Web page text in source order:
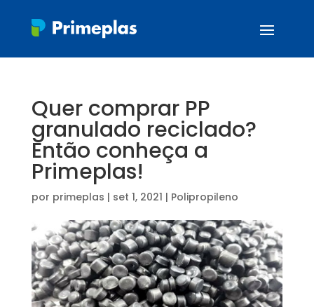
Quer comprar PP
granulado reciclado?
Então conheça a
Primeplas!
por primeplas | set 1, 2021 | Polipropileno